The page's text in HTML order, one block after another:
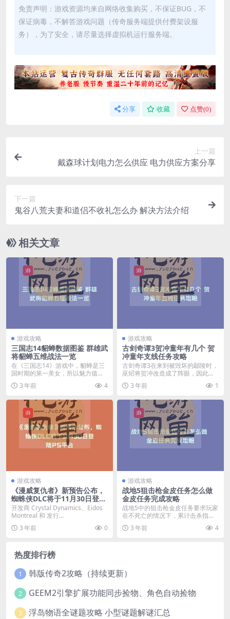
免责声明：游戏资源均来自网络收集购买，不保证BUG，不
保证病毒，不解答游戏问题（传奇服务端提供付费架设服
务），为了安全，请尽量选择虚拟机运行服务端。
分享 收藏 点赞(0)
上一篇
戴森球计划电力怎么供应 电力供应方案分享
下一篇
鬼谷八荒夫妻和道侣不收礼怎么办 解决方法介绍
相关文章
游戏攻略
三国志14貂蝉数据图鉴 群雄武
将貂蝉五维战法一览
在《三国志14》游戏中，貂蝉是三
国时期的第一美女，所以魅力值也
高达95，同智力优...
3 年前 4
游戏攻略
古剑奇谭3贺冲童年有几个 贺
冲童年支线任务攻略
古剑奇谭3在来到被毁坏的鄢陵时，
巫炤将贺冲改造成了阵眼，因此只
有击败他才能破除这...
3 年前 1
游戏攻略
《漫威复仇者》新预告公布，
蜘蛛侠DLC将于11月30日登陆
PS平台
开发商 Crystal Dynamics、Eidos
Montreal 和 发行...
3 年前
0
游戏攻略
战地5狙击枪金皮任务怎么做
金皮任务完成攻略
战地5中的狙击枪金皮任务要求玩家
在不死亡的情况下，累计击杀指定
人数，这就比较考验...
3 年前 4
热度排行榜
1 韩版传奇2攻略（持续更新）
2 GEEM2引擎扩展功能同步捡物、角色自动捡物
3 浮岛物语全谜题攻略 小型谜题解谜汇总